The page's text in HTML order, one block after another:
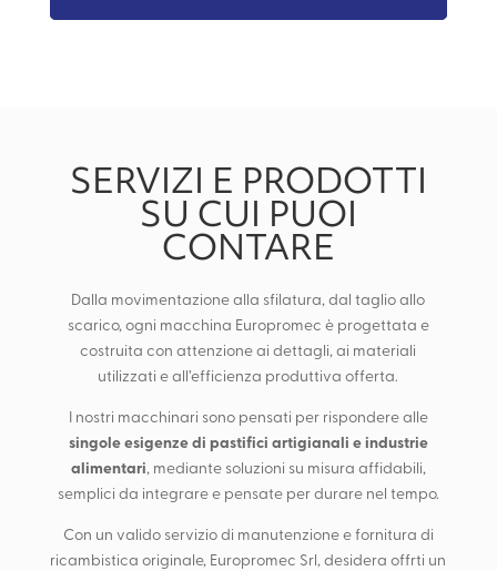
SERVIZI E PRODOTTI
SU CUI PUOI
CONTARE
Dalla movimentazione alla sfilatura, dal taglio allo
scarico, ogni macchina Europromec è progettata e
costruita con attenzione ai dettagli, ai materiali
utilizzati e all’efficienza produttiva offerta.
I nostri macchinari sono pensati per rispondere alle
singole esigenze di pastifici artigianali e industrie
alimentari, mediante soluzioni su misura affidabili,
semplici da integrare e pensate per durare nel tempo.
Con un valido servizio di manutenzione e fornitura di
ricambistica originale, Europromec Srl, desidera offrti un